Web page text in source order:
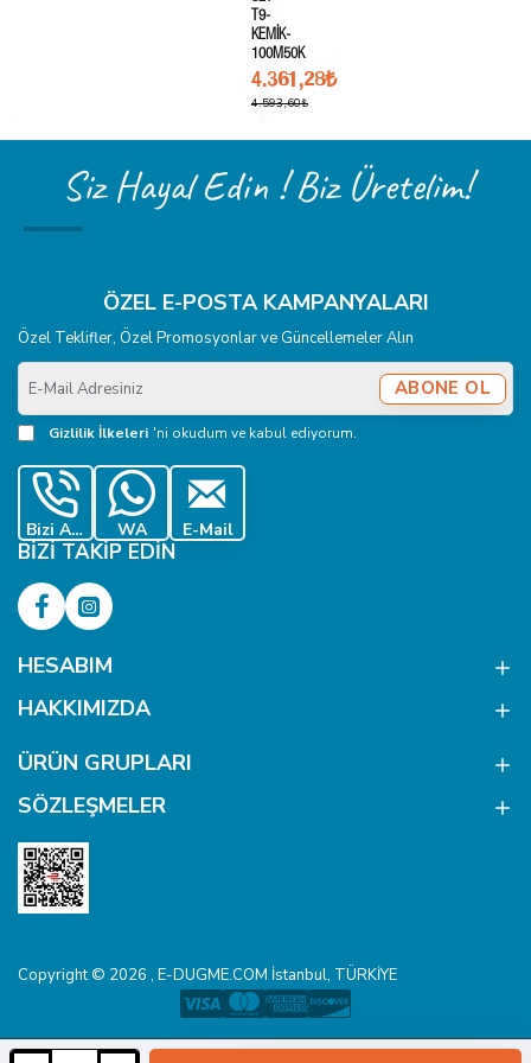
T9-
KEMİK-
100M50K
4.361,28₺
4.593,60₺
Siz Hayal Edin ! Biz Üretelim!
ÖZEL E-POSTA KAMPANYALARI
Özel Teklifler, Özel Promosyonlar ve Güncellemeler Alın
E-
Mail
Adresiniz
ABONE OL
Gizlilik İlkeleri 'ni okudum ve kabul ediyorum.
Bizi Ara WA E-Mail
BIZI TAKIP EDIN
HESABIM
HAKKIMIZDA
ÜRÜN GRUPLARI
SÖZLEŞMELER
Copyright © 2026 , E-DUGME.COM İstanbul, TÜRKİYE